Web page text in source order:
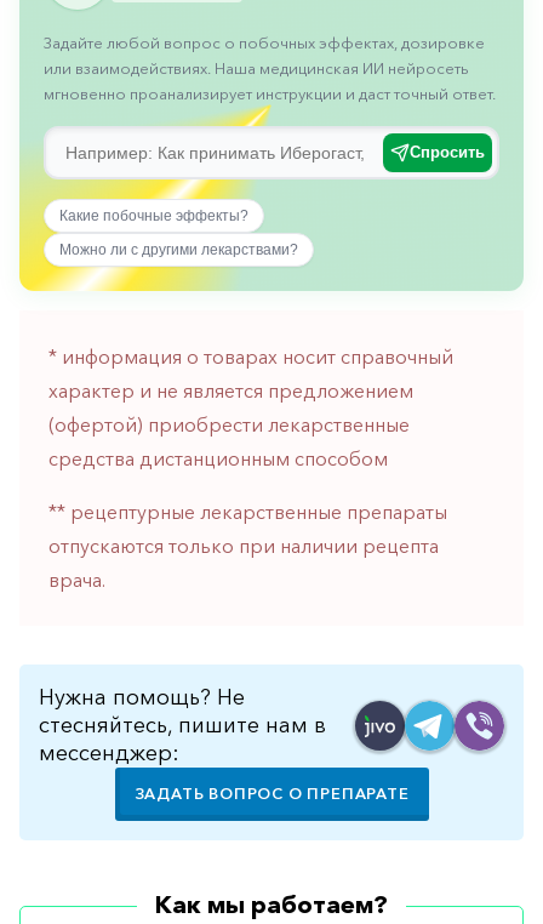
Противорвотные
Противоэпилептические
Прочее
Пульмонология
Сердечные
Сосудистые
Урология
Ухо-
горло-
нос
Хирургия
Щитовидная
железа
Задайте любой вопрос о побочных эффектах, дозировке
или взаимодействиях. Наша медицинская ИИ нейросеть
мгновенно проанализирует инструкции и даст точный ответ.
Спросить
Какие побочные эффекты?
Можно ли с другими лекарствами?
* информация о товарах носит справочный
характер и не является предложением
(офертой) приобрести лекарственные
средства дистанционным способом
** рецептурные лекарственные препараты
отпускаются только при наличии рецепта
врача.
Нужна помощь? Не
стесняйтесь, пишите нам в
мессенджер:
ЗАДАТЬ ВОПРОС О ПРЕПАРАТЕ
Как мы работаем?